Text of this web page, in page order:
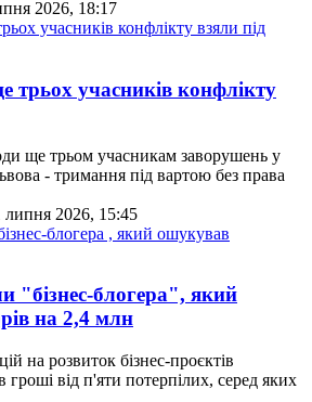
2026, 18:17
учасників конфлікту
ще трьом учасникам заворушень у
- тримання під вартою без права
липня 2026, 15:45
"бізнес-блогера", який
на 2,4 млн
на розвиток бізнес-проєктів
від п'яти потерпілих, серед яких